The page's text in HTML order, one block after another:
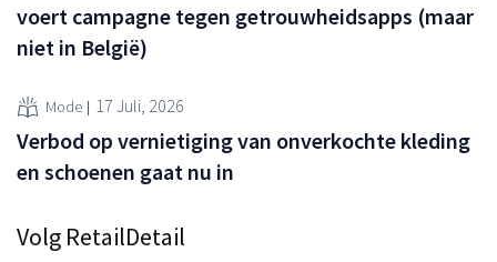
voert campagne tegen getrouwheidsapps (maar
niet in België)
Mode 17 Juli, 2026
Verbod op vernietiging van onverkochte kleding
en schoenen gaat nu in
Volg RetailDetail